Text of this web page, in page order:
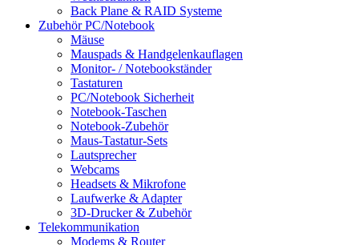
Back Plane & RAID Systeme
Zubehör PC/Notebook
Mäuse
Mauspads & Handgelenkauflagen
Monitor- / Notebookständer
Tastaturen
PC/Notebook Sicherheit
Notebook-Taschen
Notebook-Zubehör
Maus-Tastatur-Sets
Lautsprecher
Webcams
Headsets & Mikrofone
Laufwerke & Adapter
3D-Drucker & Zubehör
Telekommunikation
Modems & Router